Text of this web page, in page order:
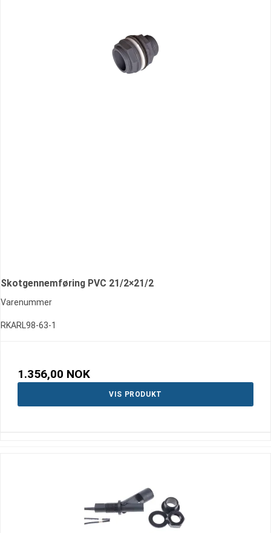
Skotgennemføring PVC 21/2×21/2
Varenummer
RKARL98-63-1
1.356,00 NOK
VIS PRODUKT